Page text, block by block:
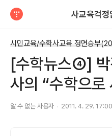
사교육걱정
시민교육/수학사교육 정면승부
[수학뉴스④] 박
사의 “수학으로
알 수 없는 사용자 2011. 4. 29. 17:00